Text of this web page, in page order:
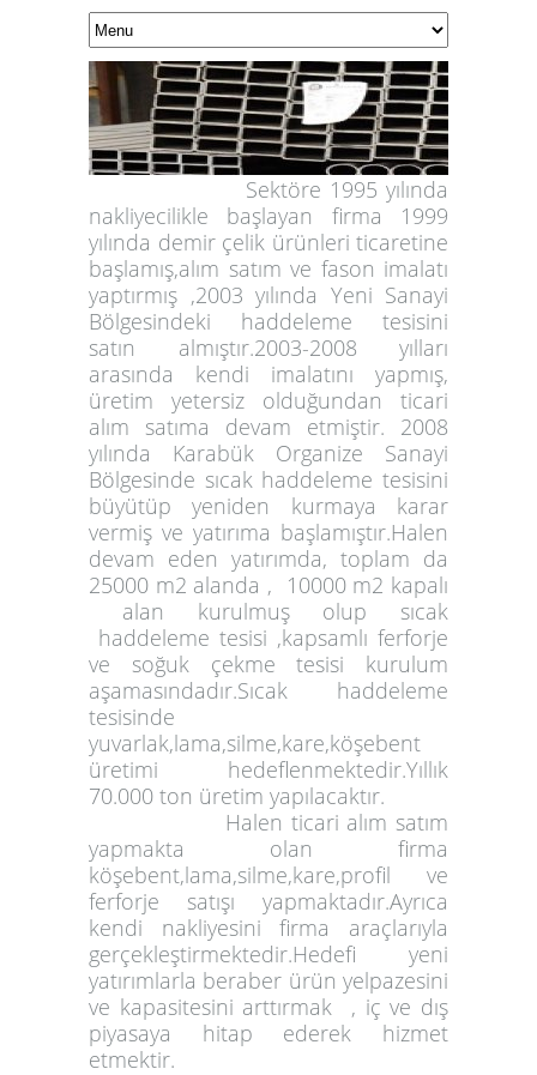
Sektöre 1995 yılında
nakliyecilikle başlayan firma 1999
yılında demir çelik ürünleri ticaretine
başlamış,alım satım ve fason imalatı
yaptırmış ,2003 yılında Yeni Sanayi
Bölgesindeki haddeleme tesisini
satın almıştır.2003-2008 yılları
arasında kendi imalatını yapmış,
üretim yetersiz olduğundan ticari
alım satıma devam etmiştir. 2008
yılında Karabük Organize Sanayi
Bölgesinde sıcak haddeleme tesisini
büyütüp yeniden kurmaya karar
vermiş ve yatırıma başlamıştır.Halen
devam eden yatırımda, toplam da
25000 m2 alanda , 10000 m2 kapalı
alan kurulmuş olup sıcak
haddeleme tesisi ,kapsamlı ferforje
ve soğuk çekme tesisi kurulum
aşamasındadır.Sıcak haddeleme
tesisinde
yuvarlak,lama,silme,kare,köşebent
üretimi hedeflenmektedir.Yıllık
70.000 ton üretim yapılacaktır.
Halen ticari alım satım
yapmakta olan firma
köşebent,lama,silme,kare,profil ve
ferforje satışı yapmaktadır.Ayrıca
kendi nakliyesini firma araçlarıyla
gerçekleştirmektedir.Hedefi yeni
yatırımlarla beraber ürün yelpazesini
ve kapasitesini arttırmak , iç ve dış
piyasaya hitap ederek hizmet
etmektir.